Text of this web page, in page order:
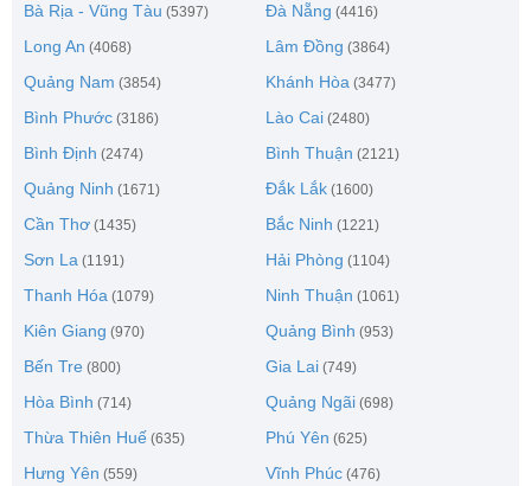
Bà Rịa - Vũng Tàu (5397) Đà Nẵng (4416)
Long An (4068) Lâm Đồng (3864)
Quảng Nam (3854) Khánh Hòa (3477)
Bình Phước (3186) Lào Cai (2480)
Bình Định (2474) Bình Thuận (2121)
Quảng Ninh (1671) Đắk Lắk (1600)
Cần Thơ (1435) Bắc Ninh (1221)
Sơn La (1191) Hải Phòng (1104)
Thanh Hóa (1079) Ninh Thuận (1061)
Kiên Giang (970) Quảng Bình (953)
Bến Tre (800) Gia Lai (749)
Hòa Bình (714) Quảng Ngãi (698)
Thừa Thiên Huế (635) Phú Yên (625)
Hưng Yên (559) Vĩnh Phúc (476)